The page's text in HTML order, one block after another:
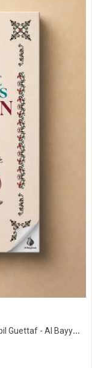
À la découverte des sourates du Coran - Nabil Guettaf - Al Bayyinah